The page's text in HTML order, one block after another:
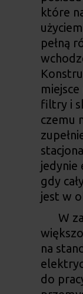
które
pełną
filtry i
czemu
jedynie
gdy
jest w
W
na
do